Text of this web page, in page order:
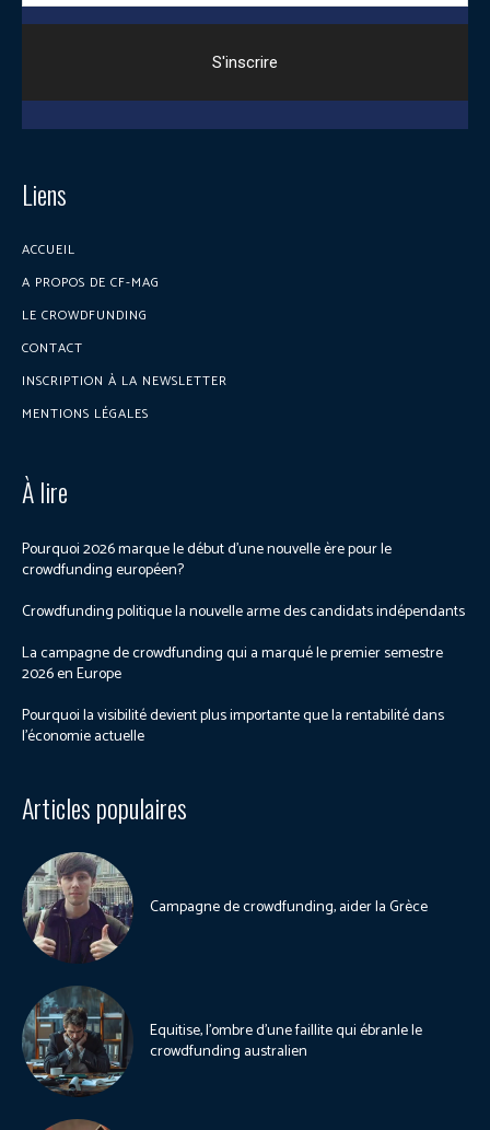
Liens
ACCUEIL
A PROPOS DE CF-MAG
LE CROWDFUNDING
CONTACT
INSCRIPTION À LA NEWSLETTER
MENTIONS LÉGALES
À lire
Pourquoi 2026 marque le début d’une nouvelle ère pour le
crowdfunding européen?
Crowdfunding politique la nouvelle arme des candidats indépendants
La campagne de crowdfunding qui a marqué le premier semestre
2026 en Europe
Pourquoi la visibilité devient plus importante que la rentabilité dans
l’économie actuelle
Articles populaires
Campagne de crowdfunding, aider la Grèce
Equitise, l’ombre d’une faillite qui ébranle le
crowdfunding australien